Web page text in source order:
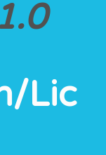
Lic